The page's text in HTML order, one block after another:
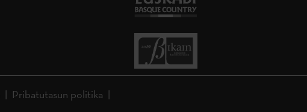
Pribatutasun politika